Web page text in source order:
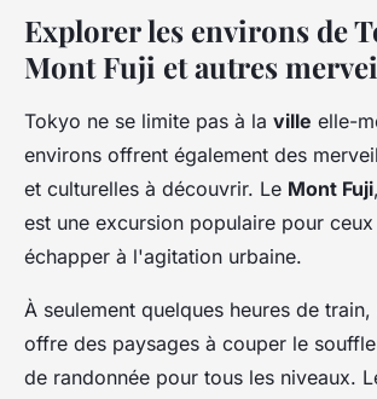
Explorer les environs de
Mont Fuji et autres
Tokyo ne se limite pas à la ville elle-
environs offrent également des
et culturelles à découvrir. Le Mont Fuji
est une excursion populaire pour
échapper à l'agitation urbaine.
À seulement quelques heures de train,
offre des paysages à couper le
de randonnée pour tous les niveaux.